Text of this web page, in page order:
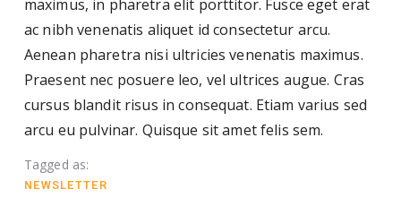
maximus, in pharetra elit porttitor. Fusce eget erat
ac nibh venenatis aliquet id consectetur arcu.
Aenean pharetra nisi ultricies venenatis maximus.
Praesent nec posuere leo, vel ultrices augue. Cras
cursus blandit risus in consequat. Etiam varius sed
arcu eu pulvinar. Quisque sit amet felis sem.
Tagged as:
NEWSLETTER